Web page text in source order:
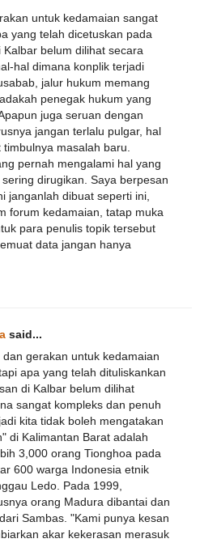
untuk kedamaian sangat
yang telah dicetuskan pada
belum dilihat secara
hal dimana konplik terjadi
jalur hukum memang
penegak hukum yang
juga seruan dengan
jangan terlalu pulgar, hal
masalah baru.
pernah mengalami hal yang
dirugikan. Saya berpesan
janganlah dibuat seperti ini,
forum kedamaian, tatap muka
para penulis topik tersebut
data jangan hanya
said...
gerakan untuk kedamaian
apa yang telah dituliskankan
di Kalbar belum dilihat
sangat kompleks dan penuh
kita tidak boleh mengatakan
di Kalimantan Barat adalah
3,000 orang Tionghoa pada
600 warga Indonesia etnik
Ledo. Pada 1999,
orang Madura dibantai dan
Sambas. "Kami punya kesan
akar kekerasan merasuk